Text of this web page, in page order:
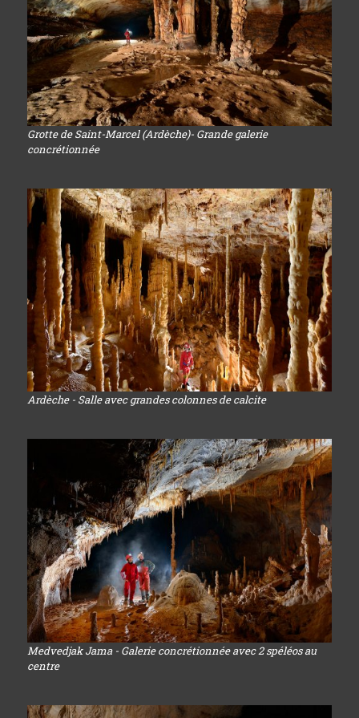
Grotte de Saint-Marcel (Ardèche)- Grande galerie
concrétionnée
Ardèche - Salle avec grandes colonnes de calcite
Medvedjak Jama - Galerie concrétionnée avec 2 spéléos au
centre